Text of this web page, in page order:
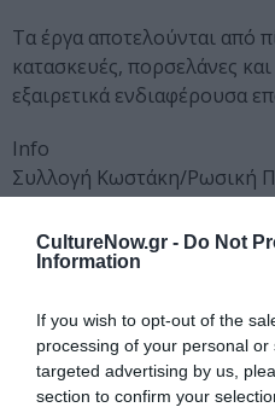
CultureNow.gr - Do Not
Information
If you wish to opt-out of the
processing of your personal
targeted advertising by us,
section to confirm your
Τα έργα αποτελούνται από
κατασκευές, πορσελάνες
εξαιρετικά ενδιαφέρουσα
Info
Συλλογή Κωστάκη/Ρωσική
Διάρκεια: Έως τις 30
Ωράριο: Δευτέρα έως
Σάββατο και Κυριακή 10.00
Κρατικό Μουσείο
pr@greekstatemuseum.com